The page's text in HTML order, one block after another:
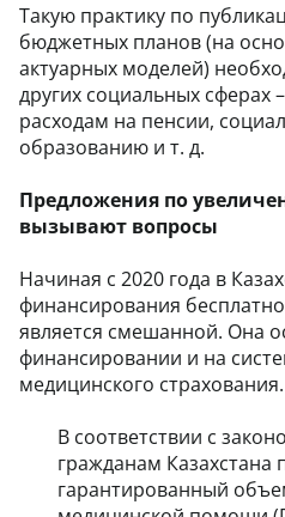
Такую практику по
бюджетных планов (на
актуарных моделей)
других социальных сферах
расходам на пенсии,
образованию и т. д.
Предложения по
вызывают вопросы
Начиная с 2020 года в
финансирования
является смешанной. Она
финансировании и на
медицинского страхования.
В соответствии с
гражданам Казахстана
гарантированный